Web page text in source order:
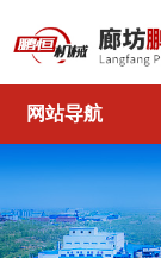
网站导航